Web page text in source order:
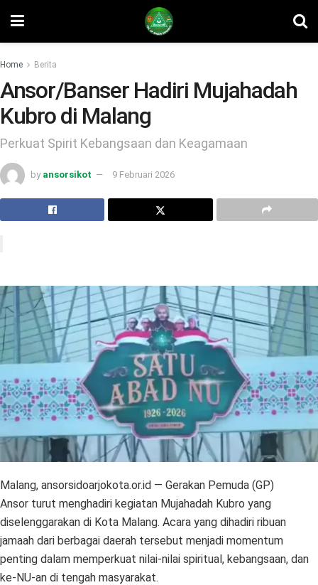
Home Berita
Ansor/Banser Hadiri Mujahadah
Kubro di Malang
Perkuat Spirit Kebangsaan dan Keagamaan
by ansorsikot 9 Februari 2026
Malang, ansorsidoarjokota.or.id — Gerakan Pemuda (GP)
Ansor turut menghadiri kegiatan Mujahadah Kubro yang
diselenggarakan di Kota Malang. Acara yang dihadiri ribuan
jamaah dari berbagai daerah tersebut menjadi momentum
penting dalam memperkuat nilai-nilai spiritual, kebangsaan, dan
ke-NU-an di tengah masyarakat.